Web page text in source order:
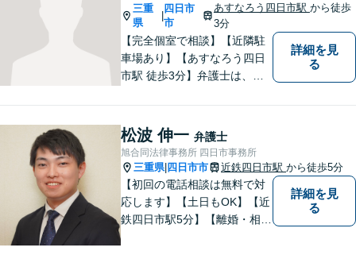
三重
県
四日市
市
あすなろう四日市駅 から徒歩
3分
【完全個室で相談】【近隣駐
車場あり】【あすなろう四日
市駅 徒歩3分】弁護士は、依
わからないことがあれば、何
でも聞いてください。 問題解
決に向かって一緒に頑張りま
しょう。
詳細を見
る
松波 伸一 弁護士
旭合同法律事務所 四日市事務所
三重県| 四日市市 近鉄四日市駅 から徒歩5分
【初回の電話相談は無料で対
応します】【土日もOK】【近
鉄四日市駅5分】【離婚・相続
詳細を見
る